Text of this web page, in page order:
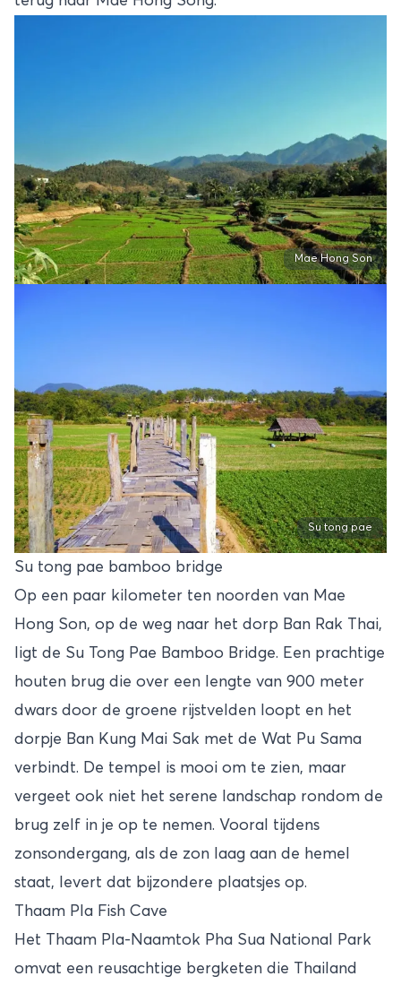
Mae Hong Son
Su tong pae
Su tong pae bamboo bridge
Op een paar kilometer ten noorden van Mae
Hong Son, op de weg naar het dorp Ban Rak Thai,
ligt de Su Tong Pae Bamboo Bridge. Een prachtige
houten brug die over een lengte van 900 meter
dwars door de groene rijstvelden loopt en het
dorpje Ban Kung Mai Sak met de Wat Pu Sama
verbindt. De tempel is mooi om te zien, maar
vergeet ook niet het serene landschap rondom de
brug zelf in je op te nemen. Vooral tijdens
zonsondergang, als de zon laag aan de hemel
staat, levert dat bijzondere plaatsjes op.
Thaam Pla Fish Cave
Het Thaam Pla-Naamtok Pha Sua National Park
omvat een reusachtige bergketen die Thailand